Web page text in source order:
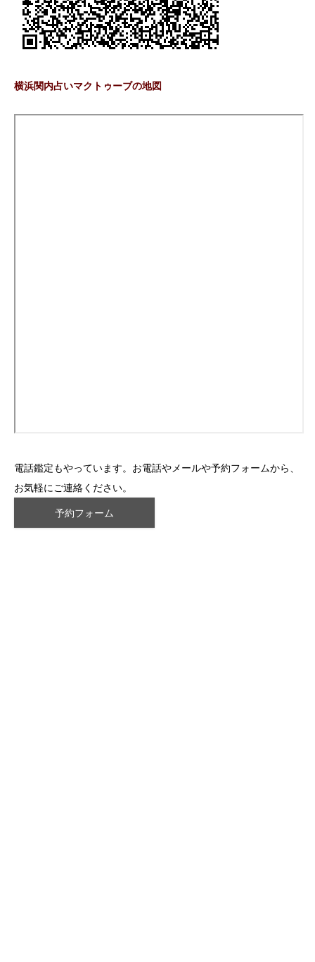
横浜関内占いマクトゥーブの地図
電話鑑定もやっています。お電話やメールや予約フォームから、
お気軽にご連絡ください。
予約フォーム